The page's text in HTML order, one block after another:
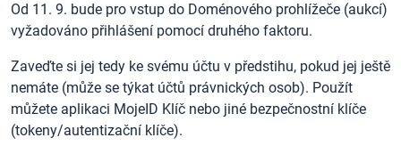
Od 11. 9. bude pro vstup do Doménového prohlížeče (aukcí)
vyžadováno přihlášení pomocí druhého faktoru.
Zaveďte si jej tedy ke svému účtu v předstihu, pokud jej ještě
nemáte (může se týkat účtů právnických osob). Použít
můžete aplikaci MojeID Klíč nebo jiné bezpečnostní klíče
(tokeny/autentizační klíče).